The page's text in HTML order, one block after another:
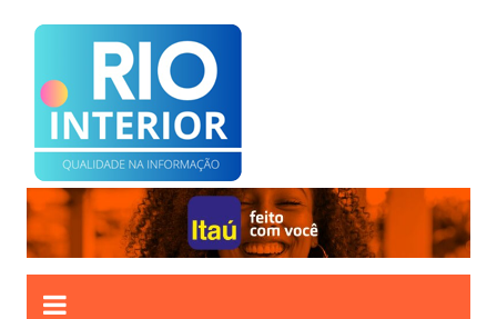
para
conteúdo